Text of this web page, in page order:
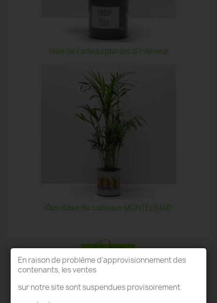
Idée de cadeau plantes d'intérieur
Des idées de cadeaux MONTÉLIMAR
TERRARIUM MONTÉLIMAR
En raison de problème d'approvisionnement des
contenants, les ventes
sur notre site sont suspendues provisoirement